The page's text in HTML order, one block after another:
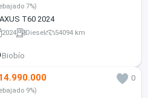
7%)
T60 2024
2024 Diesel 54094 km
Biobío
0
9%)